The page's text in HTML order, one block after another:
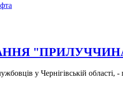
"ПРИЛУЧЧИНА в
у Чернігівській